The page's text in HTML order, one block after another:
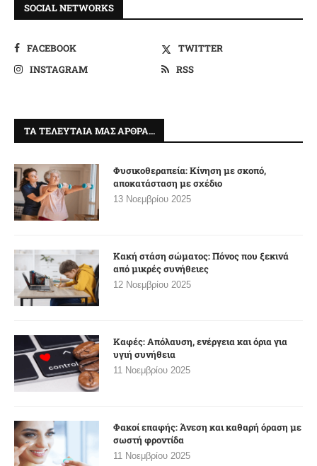
SOCIAL NETWORKS
FACEBOOK
TWITTER
INSTAGRAM
RSS
ΤΑ ΤΕΛΕΥΤΑΊΑ ΜΑΣ ΆΡΘΡΑ…
Φυσικοθεραπεία: Κίνηση με σκοπό,
αποκατάσταση με σχέδιο
13 Νοεμβρίου 2025
Κακή στάση σώματος: Πόνος που ξεκινά
από μικρές συνήθειες
12 Νοεμβρίου 2025
Καφές: Απόλαυση, ενέργεια και όρια για
υγιή συνήθεια
11 Νοεμβρίου 2025
Φακοί επαφής: Άνεση και καθαρή όραση με
σωστή φροντίδα
11 Νοεμβρίου 2025